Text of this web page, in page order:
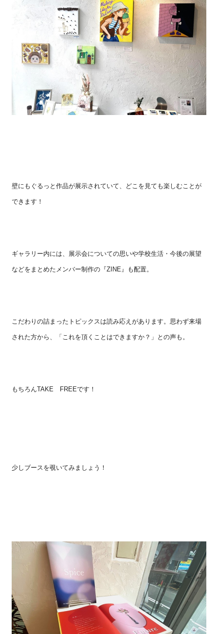
壁にもぐるっと作品が展示されていて、どこを見ても楽しむことが
できます！
ギャラリー内には、展示会についての思いや学校生活・今後の展望
などをまとめたメンバー制作の『ZINE』も配置。
こだわりの詰まったトピックスは読み応えがあります。思わず来場
された方から、「これを頂くことはできますか？」との声も。
もちろんTAKE FREEです！
少しブースを覗いてみましょう！